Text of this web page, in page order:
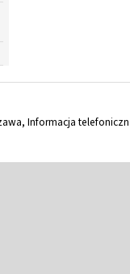
Informacja